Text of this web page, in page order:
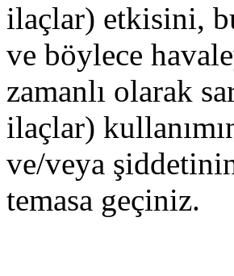
ilaçlar) etkisini,
ve böylece
zamanlı olarak
ilaçlar)
ve/veya
temasa geçiniz.